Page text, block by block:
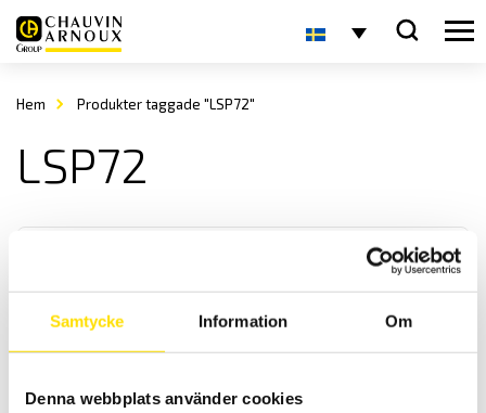
Samtycke Information Om
Denna webbplats använder cookies
Hem Produkter taggade "LSP72"
LSP72
Analoga panelinstrument